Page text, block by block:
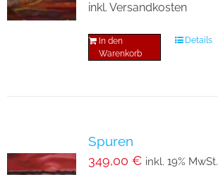
können
inkl. Versandkosten
In den
Warenkorb
Details
Spuren
349,00 € inkl. 19% MwSt.